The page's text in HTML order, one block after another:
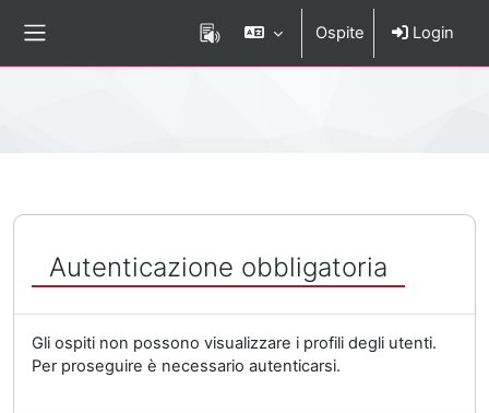
Ospite Login
Autenticazione obbligatoria
Gli ospiti non possono visualizzare i profili degli utenti.
Per proseguire è necessario autenticarsi.